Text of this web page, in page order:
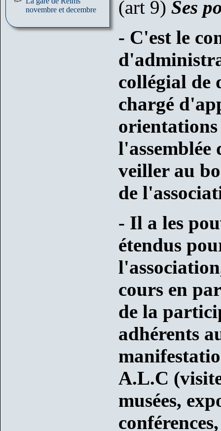
novembre et decembre
(art 9) Ses
- C'est le
collégial de
chargé
l'assemblée
veiller au
de
- Il a les
étendus
cours en
de la
adhérents
A.L.C
musées,